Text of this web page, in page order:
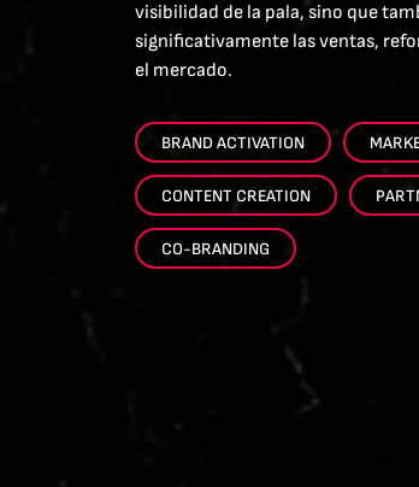
visibilidad de la pala, sino que
significativamente las ventas,
el mercado.
BRAND ACTIVATION
CONTENT CREATION
CO-BRANDING